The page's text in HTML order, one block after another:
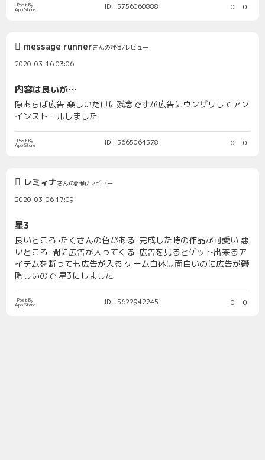
Post By
App Store ID：5756060888 0 0
message runnerさんの評価/レビュー
2020-03-16 03:06
内容は良いが…
隙あらば広告 楽しいだけに残念ですが広告にウンザリしてアン
インストールしました
Post By
App Store ID：5665064578 0 0
レミィナさんの評価/レビュー
2020-03-06 17:09
星3
良いところ ·たくさんの色がある ·完成した時の作品が可愛い 悪
いところ ·間に広告が入ってくる ·広告を見るとゲット出来るア
イテムを断っても広告が入る ゲーム自体は面白いのに広告が鬱
陶しいので 星3にしました
Post By
App Store ID：5622942245 0 0